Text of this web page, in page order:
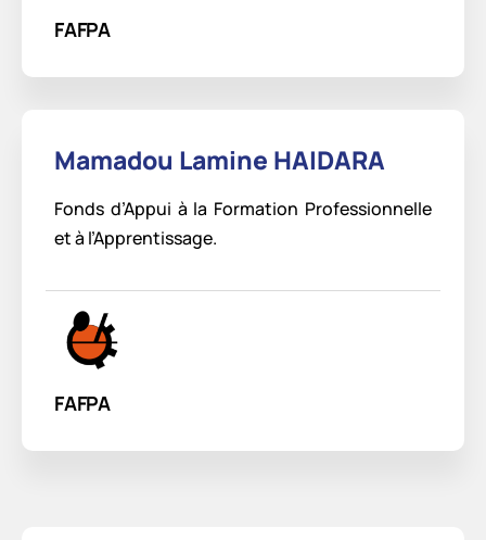
FAFPA
Mamadou Lamine HAIDARA
Fonds d’Appui à la Formation Professionnelle
et à l’Apprentissage.
FAFPA